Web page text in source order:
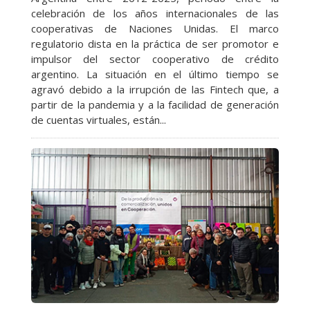
celebración de los años internacionales de las
cooperativas de Naciones Unidas. El marco
regulatorio dista en la práctica de ser promotor e
impulsor del sector cooperativo de crédito
argentino. La situación en el último tiempo se
agravó debido a la irrupción de las Fintech que, a
partir de la pandemia y a la facilidad de generación
de cuentas virtuales, están...